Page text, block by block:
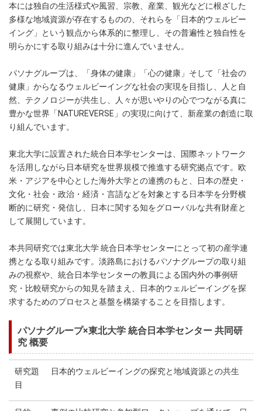
本には独自の生活様式や風習、宗教、産業、観光などに根ざした
多様な地域資源が存在するものの、それらを「日本的ウェルビー
イング」という観点から体系的に整理し、その普遍性と独自性を
明らかにする取り組みは十分に進んでいません。
パソナグループは、「身体の健康」「心の健康」そして「社会の
健康」からなるウェルビーイングな社会の実現を目指し、人と自
然、テクノロジーが共生し、人々が思いやりの心でつながる真に
豊かな世界「NATUREVERSE」の実現に向けて、新産業の創造に取
り組んでいます。
東北大学に設置された統合日本学センターは、国際ネットワーク
を活用しながら日本研究を世界規模で推進する研究拠点です。欧
米・アジアを中心とした海外大学との連携のもと、日本の歴史・
文化・社会・政治・経済・言語などを対象とする日本学を分野横
断的に研究・発信し、日本に関する知をグローバルな共有財産と
して展開しています。
本共同研究では東北大学 統合日本学センターにとって初の産学連
携となる取り組みです。淡路島におけるパソナグループの取り組
みの視察や、統合日本学センターの教員による国内外の事例研
究・比較研究からの知見を踏まえ、日本的ウェルビーイングを探
求するためのプロセスと基盤を構築することを目指します。
パソナグループ×東北大学 統合日本学センター 共同研
究 概要
研究題
目
日本的ウェルビーイングの探究と地域資源との共生